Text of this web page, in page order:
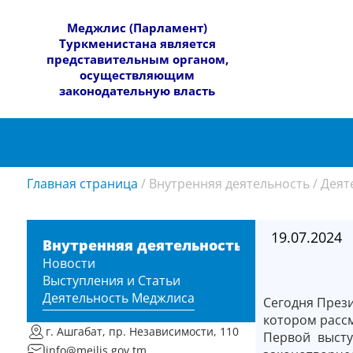
​Меджлис (Парламент)
Туркменистана является
представительным органом,
осуществляющим
законодательную власть
Главная страница / Внутренняя деятельность /
Внутренняя деятельность
Новости
Выступления и Статьи
Деятельность Меджлиса
г. Ашгабат, пр. Независимости, 110
19.07.2024
Сегодня
котором
Первой